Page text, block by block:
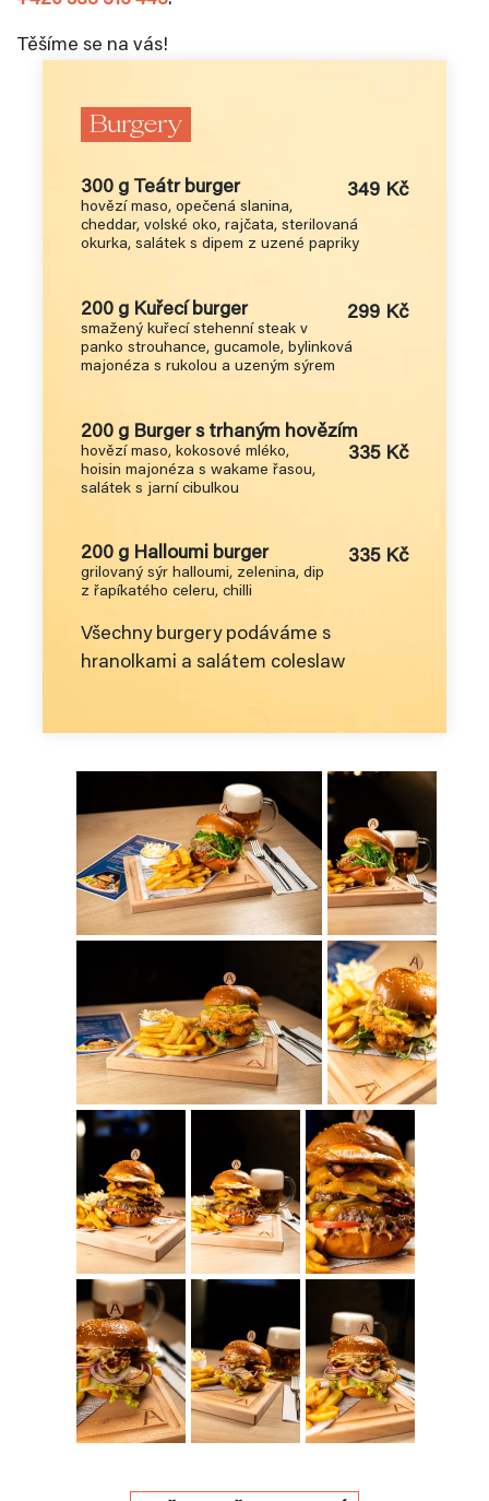
Těšíme se na vás!
Burgery
300 g Teátr burger 349 Kč
hovězí maso, opečená slanina,
cheddar, volské oko, rajčata, sterilovaná
okurka, salátek s dipem z uzené papriky
200 g Kuřecí burger 299 Kč
smažený kuřecí stehenní steak v
panko strouhance, gucamole, bylinková
majonéza s rukolou a uzeným sýrem
200 g Burger s trhaným hovězím
335 Kč
hovězí maso, kokosové mléko,
hoisin majonéza s wakame řasou,
salátek s jarní cibulkou
200 g Halloumi burger 335 Kč
grilovaný sýr halloumi, zelenina, dip
z řapíkatého celeru, chilli
Všechny burgery podáváme s
hranolkami a salátem coleslaw